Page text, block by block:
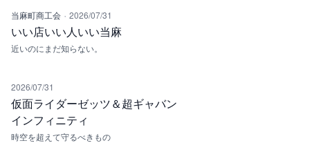
当麻町商工会 · 2026/07/31
いい店いい人いい当麻
近いのにまだ知らない。
2026/07/31
仮面ライダーゼッツ＆超ギャバン
インフィニティ
時空を超えて守るべきもの